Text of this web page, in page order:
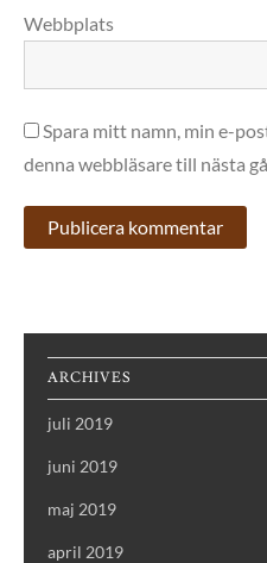
Webbplats
Spara mitt namn, min e-
denna webbläsare till nästa
ARCHIVES
juli 2019
juni 2019
maj 2019
april 2019